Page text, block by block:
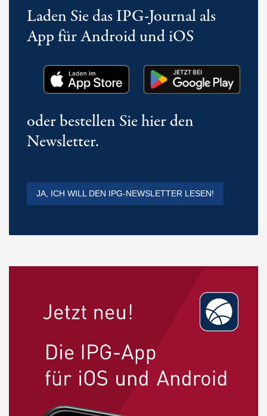
Laden Sie das IPG-Journal als
App für Android und iOS
oder bestellen Sie hier den
Newsletter.
JA, ICH WILL DEN IPG-NEWSLETTER LESEN!